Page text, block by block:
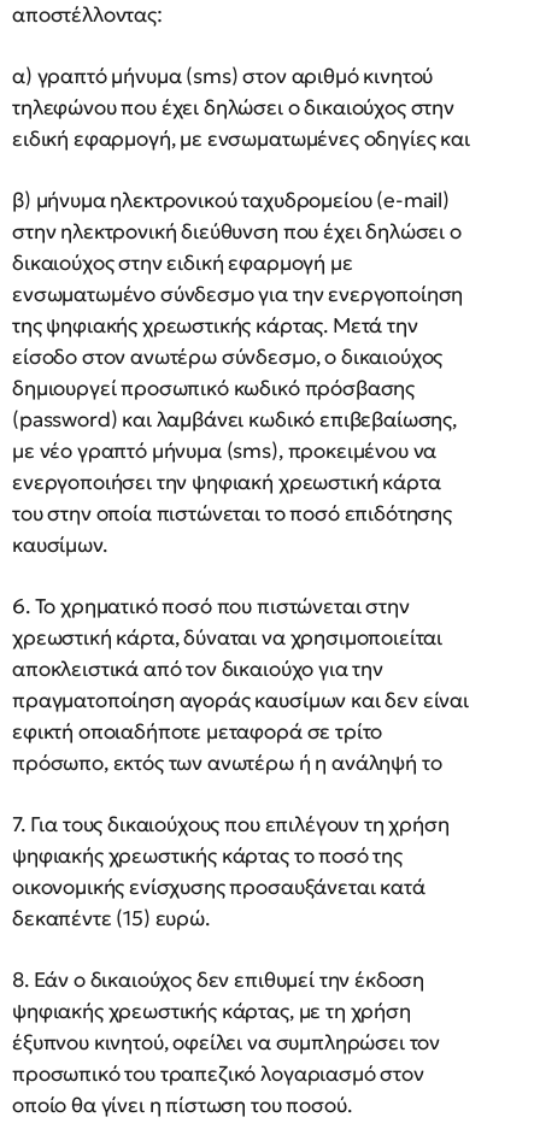
αποστέλλοντας:
α) γραπτό μήνυμα (sms) στον αριθμό κινητού
τηλεφώνου που έχει δηλώσει ο δικαιούχος στην
ειδική εφαρμογή, με ενσωματωμένες οδηγίες και
β) μήνυμα ηλεκτρονικού ταχυδρομείου (e-mail)
στην ηλεκτρονική διεύθυνση που έχει δηλώσει ο
δικαιούχος στην ειδική εφαρμογή με
ενσωματωμένο σύνδεσμο για την ενεργοποίηση
της ψηφιακής χρεωστικής κάρτας. Μετά την
είσοδο στον ανωτέρω σύνδεσμο, ο δικαιούχος
δημιουργεί προσωπικό κωδικό πρόσβασης
(password) και λαμβάνει κωδικό επιβεβαίωσης,
με νέο γραπτό μήνυμα (sms), προκειμένου να
ενεργοποιήσει την ψηφιακή χρεωστική κάρτα
του στην οποία πιστώνεται το ποσό επιδότησης
καυσίμων.
6. Το χρηματικό ποσό που πιστώνεται στην
χρεωστική κάρτα, δύναται να χρησιμοποιείται
αποκλειστικά από τον δικαιούχο για την
πραγματοποίηση αγοράς καυσίμων και δεν είναι
εφικτή οποιαδήποτε μεταφορά σε τρίτο
πρόσωπο, εκτός των ανωτέρω ή η ανάληψή το
7. Για τους δικαιούχους που επιλέγουν τη χρήση
ψηφιακής χρεωστικής κάρτας το ποσό της
οικονομικής ενίσχυσης προσαυξάνεται κατά
δεκαπέντε (15) ευρώ.
8. Εάν ο δικαιούχος δεν επιθυμεί την έκδοση
ψηφιακής χρεωστικής κάρτας, με τη χρήση
έξυπνου κινητού, οφείλει να συμπληρώσει τον
προσωπικό του τραπεζικό λογαριασμό στον
οποίο θα γίνει η πίστωση του ποσού.